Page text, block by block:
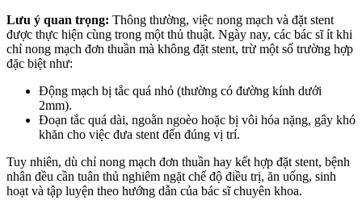
Lưu ý quan trọng: Thông thường, việc nong mạch và đặt stent
được thực hiện cùng trong một thủ thuật. Ngày nay, các bác sĩ ít khi
chỉ nong mạch đơn thuần mà không đặt stent, trừ một số trường hợp
đặc biệt như:
Động mạch bị tắc quá nhỏ (thường có đường kính dưới
2mm).
Đoạn tắc quá dài, ngoằn ngoèo hoặc bị vôi hóa nặng, gây khó
khăn cho việc đưa stent đến đúng vị trí.
Tuy nhiên, dù chỉ nong mạch đơn thuần hay kết hợp đặt stent, bệnh
nhân đều cần tuân thủ nghiêm ngặt chế độ điều trị, ăn uống, sinh
hoạt và tập luyện theo hướng dẫn của bác sĩ chuyên khoa.